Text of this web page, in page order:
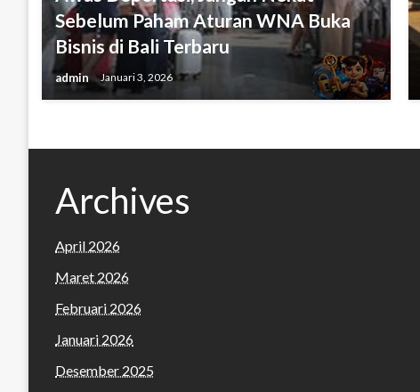
Sebelum Paham Aturan WNA Buka
Bisnis di Bali Terbaru
admin Januari 3, 2026
Archives
April 2026
Maret 2026
Februari 2026
Januari 2026
Desember 2025